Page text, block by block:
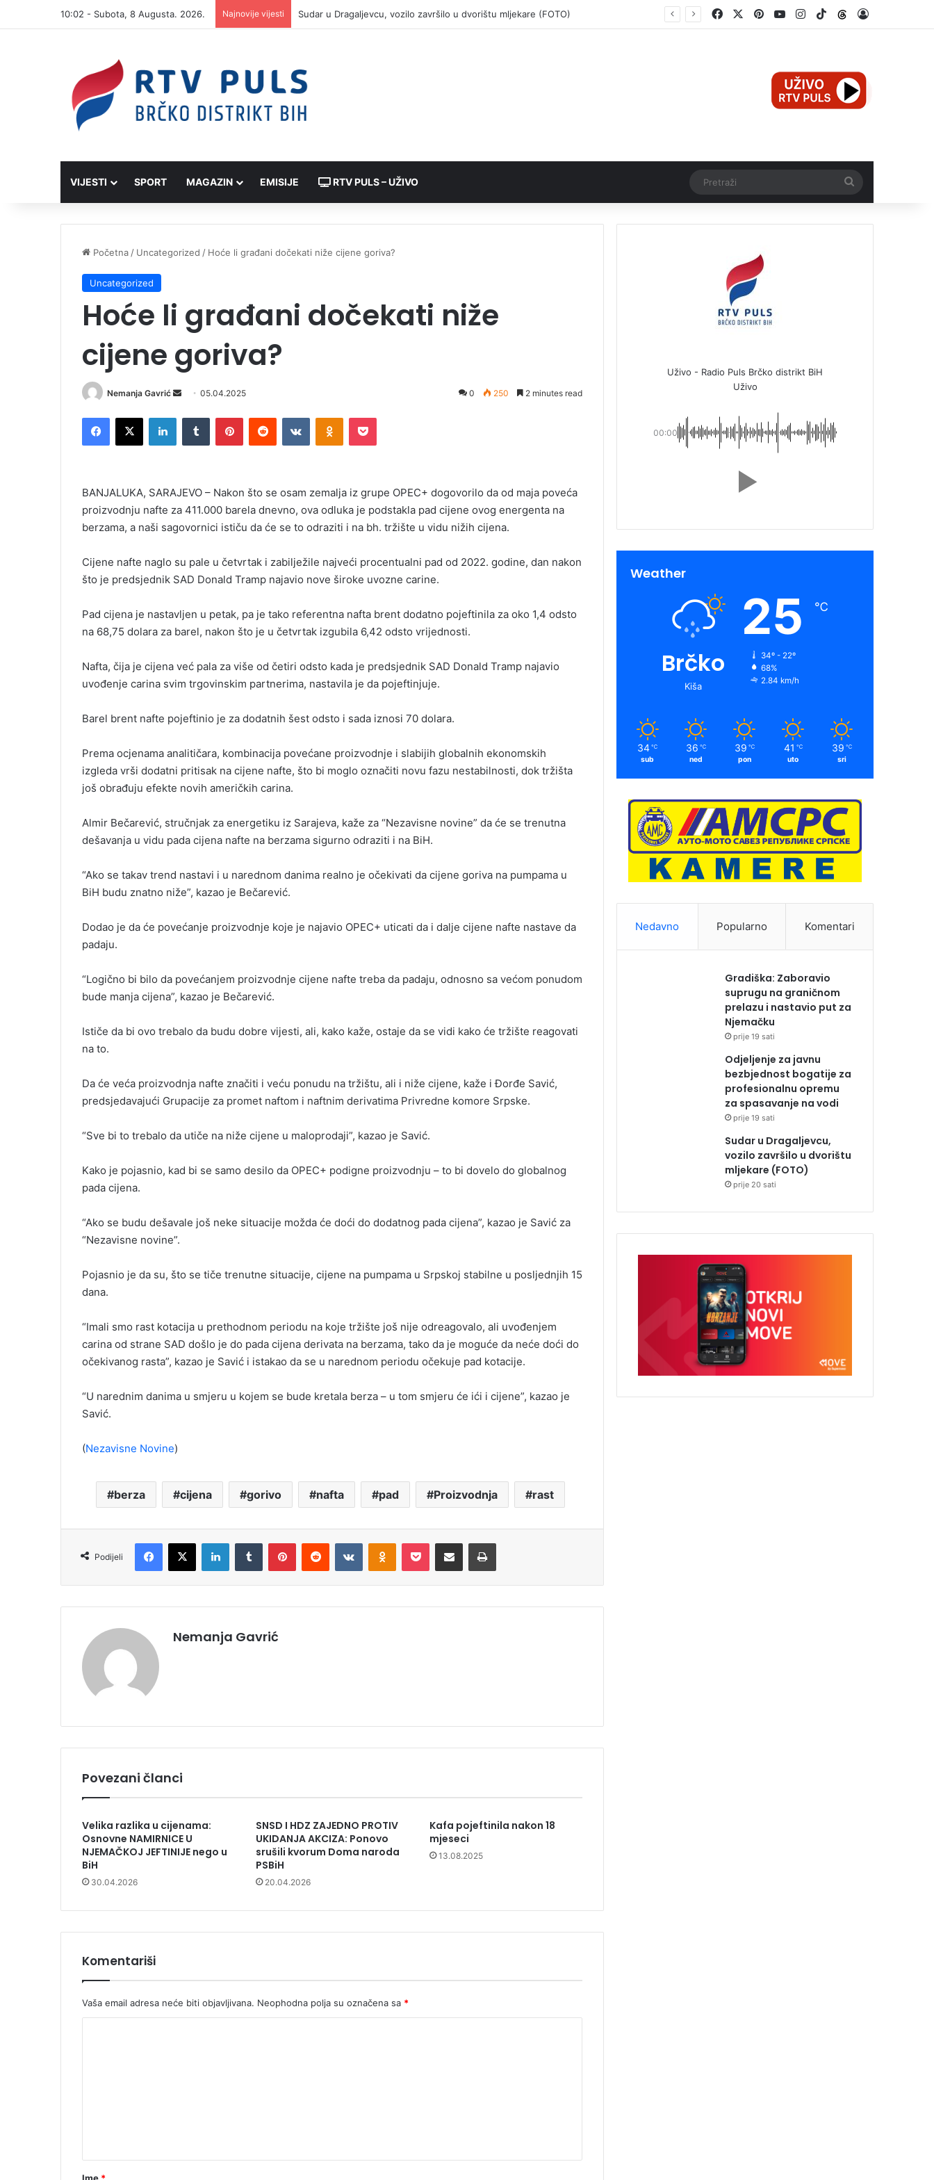
10:02 - Subota, 8 Augusta. 2026. Najnovije vijesti FacebookPinterestYouTubeInstagram
TikTokThreads
VIJESTI SPORT MAGAZIN EMISIJE RTV PULS – UŽIVO
Početna / Uncategorized / Hoće li građani dočekati niže cijene goriva?
Uncategorized
Hoće li građani dočekati niže
cijene goriva?
Nemanja Gavrić
d
e
m
a
l
05.04.2025 0 250 2 minutes read
BANJALUKA, SARAJEVO – Nakon što se osam zemalja iz grupe OPEC+ dogovorilo da od maja poveća
proizvodnju nafte za 411.000 barela dnevno, ova odluka je podstakla pad cijene ovog energenta na
berzama, a naši sagovornici ističu da će se to odraziti i na bh. tržište u vidu nižih cijena.
Cijene nafte naglo su pale u četvrtak i zabilježile najveći procentualni pad od 2022. godine, dan nakon
što je predsjednik SAD Donald Tramp najavio nove široke uvozne carine.
Pad cijena je nastavljen u petak, pa je tako referentna nafta brent dodatno pojeftinila za oko 1,4 odsto
na 68,75 dolara za barel, nakon što je u četvrtak izgubila 6,42 odsto vrijednosti.
Nafta, čija je cijena već pala za više od četiri odsto kada je predsjednik SAD Donald Tramp najavio
uvođenje carina svim trgovinskim partnerima, nastavila je da pojeftinjuje.
Barel brent nafte pojeftinio je za dodatnih šest odsto i sada iznosi 70 dolara.
Prema ocjenama analitičara, kombinacija povećane proizvodnje i slabijih globalnih ekonomskih
izgleda vrši dodatni pritisak na cijene nafte, što bi moglo označiti novu fazu nestabilnosti, dok tržišta
još obrađuju efekte novih američkih carina.
Almir Bečarević, stručnjak za energetiku iz Sarajeva, kaže za “Nezavisne novine” da će se trenutna
dešavanja u vidu pada cijena nafte na berzama sigurno odraziti i na BiH.
“Ako se takav trend nastavi i u narednom danima realno je očekivati da cijene goriva na pumpama u
BiH budu znatno niže”, kazao je Bečarević.
Dodao je da će povećanje proizvodnje koje je najavio OPEC+ uticati da i dalje cijene nafte nastave da
padaju.
“Logično bi bilo da povećanjem proizvodnje cijene nafte treba da padaju, odnosno sa većom ponudom
bude manja cijena”, kazao je Bečarević.
Ističe da bi ovo trebalo da budu dobre vijesti, ali, kako kaže, ostaje da se vidi kako će tržište reagovati
na to.
Da će veća proizvodnja nafte značiti i veću ponudu na tržištu, ali i niže cijene, kaže i Đorđe Savić,
predsjedavajući Grupacije za promet naftom i naftnim derivatima Privredne komore Srpske.
“Sve bi to trebalo da utiče na niže cijene u maloprodaji”, kazao je Savić.
Kako je pojasnio, kad bi se samo desilo da OPEC+ podigne proizvodnju – to bi dovelo do globalnog
pada cijena.
“Ako se budu dešavale još neke situacije možda će doći do dodatnog pada cijena”, kazao je Savić za
“Nezavisne novine”.
Pojasnio je da su, što se tiče trenutne situacije, cijene na pumpama u Srpskoj stabilne u posljednjih 15
dana.
“Imali smo rast kotacija u prethodnom periodu na koje tržište još nije odreagovalo, ali uvođenjem
carina od strane SAD došlo je do pada cijena derivata na berzama, tako da je moguće da neće doći do
očekivanog rasta”, kazao je Savić i istakao da se u narednom periodu očekuje pad kotacije.
“U narednim danima u smjeru u kojem se bude kretala berza – u tom smjeru će ići i cijene”, kazao je
Savić.
(Nezavisne Novine)
berza cijena gorivo nafta pad Proizvodnja rast
Podijeli
Nemanja Gavrić
Povezani članci
Velika razlika u cijenama:
Osnovne NAMIRNICE U
NJEMAČKOJ JEFTINIJE nego u
BiH
30.04.2026
SNSD I HDZ ZAJEDNO PROTIV
UKIDANJA AKCIZA: Ponovo
srušili kvorum Doma naroda
PSBiH
20.04.2026
Kafa pojeftinila nakon 18
mjeseci
13.08.2025
Komentariši
Vaša email adresa neće biti objavljivana. Neophodna polja su označena sa *
r
Uživo - Radio Puls Brčko distrikt BiH
Uživo
00:00
Weather
Brčko
Kiša
25 ℃
34º - 22º
68%
2.84 km/h
34 ℃
sub
36 ℃
ned
39 ℃
pon
41 ℃
uto
39 ℃
sri
Nedavno Popularno Komentari
Gradiška: Zaboravio
suprugu na graničnom
prelazu i nastavio put za
Njemačku
prije 19 sati
Odjeljenje za javnu
bezbjednost bogatije za
profesionalnu opremu
za spasavanje na vodi
prije 19 sati
Sudar u Dragaljevcu,
vozilo završilo u dvorištu
mljekare (FOTO)
prije 20 sati